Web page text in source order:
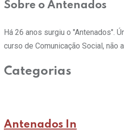
Sobre o Antenados
Há 26 anos surgiu o "Antenados".
curso de Comunicação Social,
Categorias
Antenados In